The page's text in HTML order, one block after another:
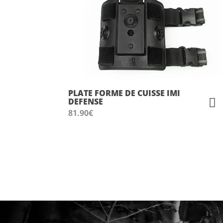
PLATE FORME DE CUISSE IMI
DEFENSE
81.90€